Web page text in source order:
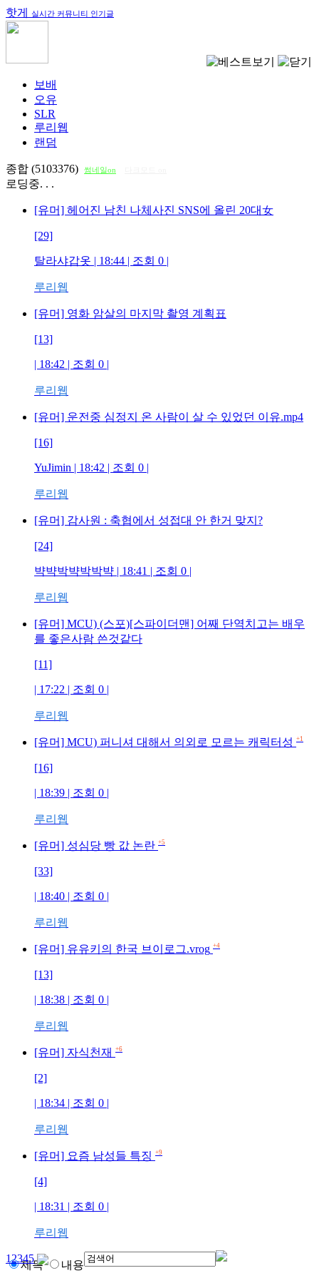
핫게 실시간 커뮤니티 인기글
보배
오유
SLR
루리웹
랜덤
종합 (5103376) 썸네일on
로딩중. . .
[유머] 헤어진 남친 나체사진 SNS에 올린 20대女
[29]
탈라샤갑옷 | 18:44 | 조회 0 |
루리웹
[유머] 영화 암살의 마지막 촬영 계획표
[13]
| 18:42 | 조회 0 |
루리웹
[유머] 운전중 심정지 온 사람이 살 수 있었던 이유.mp4
[16]
YuJimin | 18:42 | 조회 0 |
루리웹
[유머] 감사원 : 축협에서 성접대 안 한거 맞지?
[24]
뱍뱍박뱍박박뱍 | 18:41 | 조회 0 |
루리웹
[유머] MCU) (스포)[스파이더맨] 어째 단역치고는 배우
를 좋은사람 쓴것같다
[11]
| 17:22 | 조회 0 |
루리웹
[유머] MCU) 퍼니셔 대해서 의외로 모르는 캐릭터성 +1
[16]
| 18:39 | 조회 0 |
루리웹
[유머] 성심당 빵 값 논란 +5
[33]
| 18:40 | 조회 0 |
루리웹
[유머] 유유키의 한국 브이로그.vrog +4
[13]
| 18:38 | 조회 0 |
루리웹
[유머] 자식천재 +6
[2]
| 18:34 | 조회 0 |
루리웹
[유머] 요즘 남성들 특징 +9
[4]
| 18:31 | 조회 0 |
루리웹
12345
제목 내용